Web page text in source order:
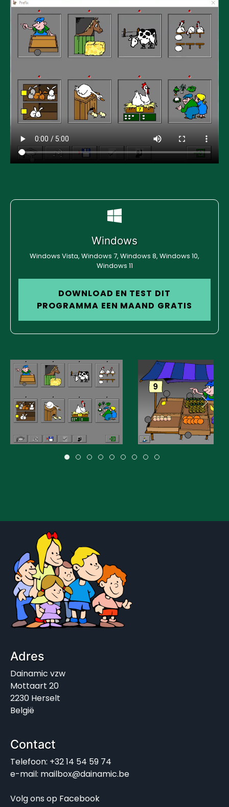
Windows
Windows Vista, Windows 7, Windows 8, Windows 10,
Windows 11
DOWNLOAD EN TEST DIT
PROGRAMMA EEN MAAND GRATIS
Adres
Dainamic vzw
Mottaart 20
2230 Herselt
België
Contact
Telefoon: +32 14 54 59 74
e-mail: mailbox@dainamic.be
Volg ons op Facebook